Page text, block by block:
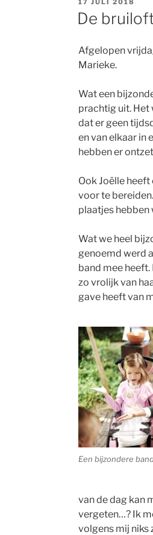
OP
De
Afgelopen
Marieke.
Wat een
prachtig uit. Het
dat er geen
en van elkaar in
hebben er
Ook Joëlle
voor te
plaatjes hebben
Wat we heel
genoemd werd
band mee
zo vrolijk van
gave heeft van
Een bijzondere
van de dag kan
vergeten…? Ik
volgens mij niks